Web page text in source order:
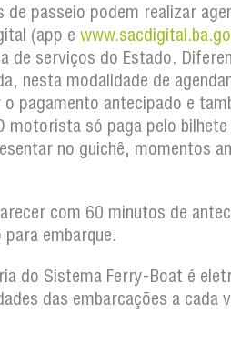
de passeio podem realizar
(app e
de serviços do Estado.
nesta modalidade de
pagamento antecipado e
motorista só paga pelo bilhete
no guichê, momentos
com 60 minutos de
para embarque.
do Sistema Ferry-Boat é
das embarcações a